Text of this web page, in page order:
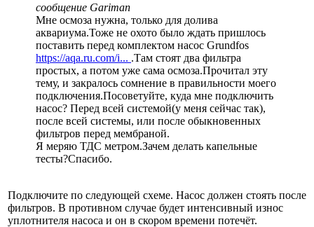
сообщение Gariman
Мне осмоза нужна, только для долива
аквариума.Тоже не охото было ждать пришлось
поставить перед комплектом насос Grundfos
https://aqa.ru.com/i... .Там стоят два фильтра
простых, а потом уже сама осмоза.Прочитал эту
тему, и закралось сомнение в правильности моего
подключения.Посоветуйте, куда мне подключить
насос? Перед всей системой(у меня сейчас так),
после всей системы, или после обыкновенных
фильтров перед мембраной.
Я меряю ТДС метром.Зачем делать капельные
тесты?Спасибо.
Подключите по следующей схеме. Насос должен стоять после
фильтров. В противном случае будет интенсивный износ
уплотнителя насоса и он в скором времени потечёт.